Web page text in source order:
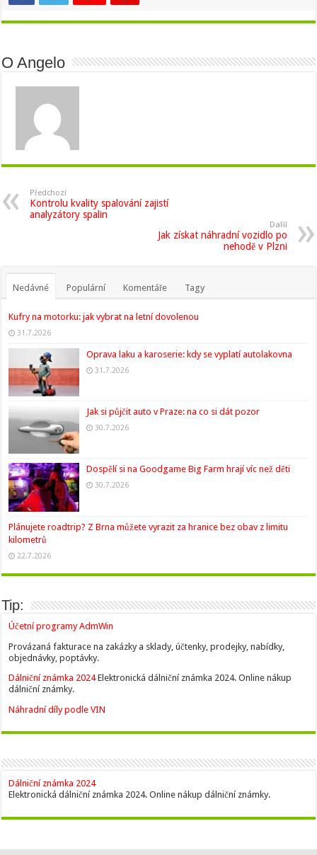
O Angelo
Předchozí
Kontrolu kvality spalování zajistí
analyzátory spalin
Další
Jak získat náhradní vozidlo po
nehodě v Plzni
Nedávné Populární Komentáře Tagy
Kufry na motorku: jak vybrat na letní dovolenou
31.7.2026
Oprava laku a karoserie: kdy se vyplatí autolakovna
31.7.2026
Jak si půjčit auto v Praze: na co si dát pozor
30.7.2026
Dospělí si na Goodgame Big Farm hrají víc než děti
30.7.2026
Plánujete roadtrip? Z Brna můžete vyrazit za hranice bez obav z limitu
kilometrů
22.7.2026
Tip:
Účetní programy AdmWin
Provázaná fakturace na zakázky a sklady, účtenky, prodejky, nabídky,
objednávky, poptávky.
Dálniční známka 2024Elektronická dálniční známka 2024. Online nákup
dálniční známky.
Náhradní díly podle VIN
Dálniční známka 2024
Elektronická dálniční známka 2024. Online nákup dálniční známky.